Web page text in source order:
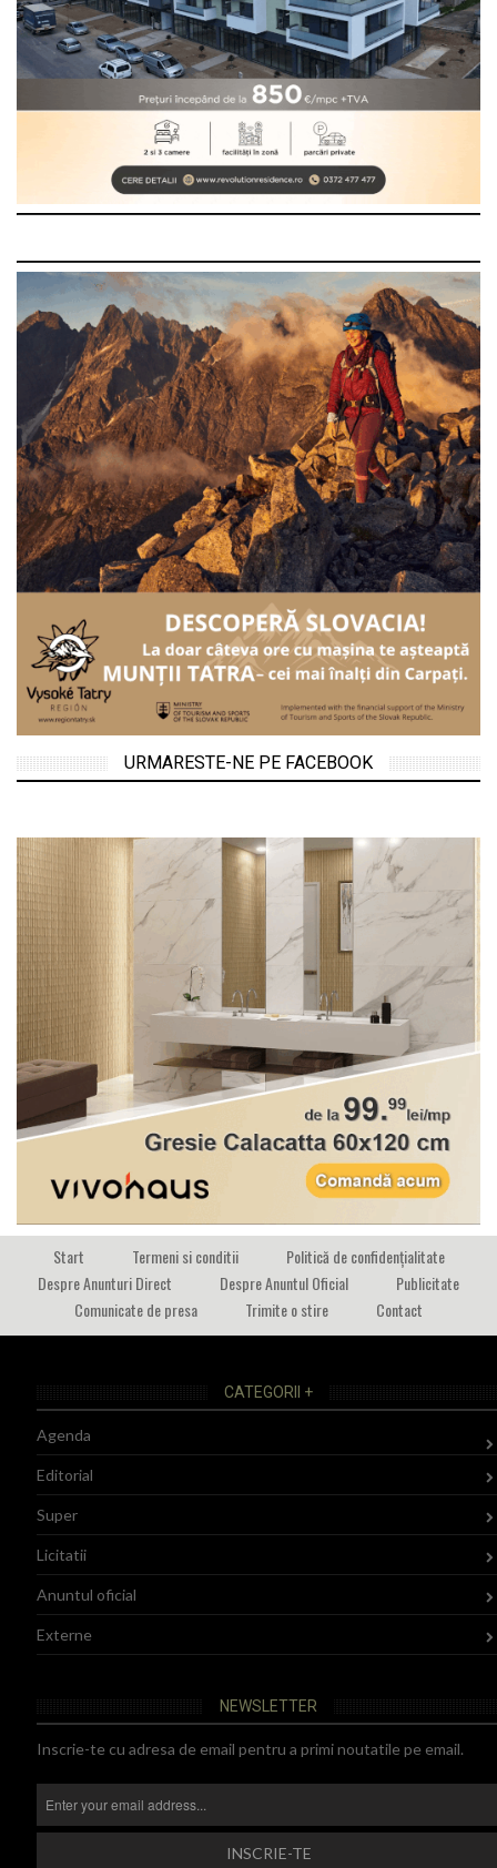
URMARESTE-NE PE FACEBOOK
Start Termeni si conditii
Politică de confidențialitate
Despre Anunturi Direct
Despre Anuntul Oficial
Publicitate
Comunicate de presa
Trimite o stire Contact
CATEGORII +
Agenda
Editorial
Super
Licitatii
Anuntul oficial
Externe
NEWSLETTER
Inscrie-te cu adresa de email pentru a primi noutatile pe email.